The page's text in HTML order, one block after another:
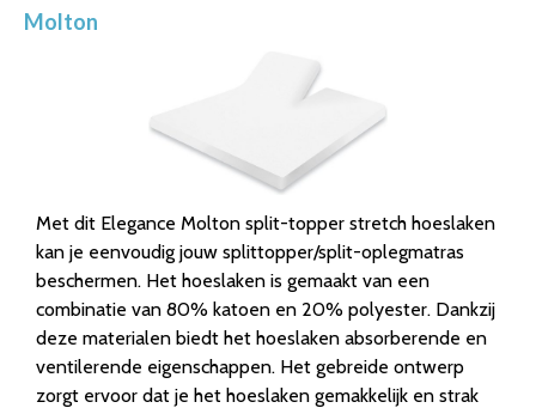
Molton
Met dit Elegance Molton split-topper stretch hoeslaken
kan je eenvoudig jouw splittopper/split-oplegmatras
beschermen. Het hoeslaken is gemaakt van een
combinatie van 80% katoen en 20% polyester. Dankzij
deze materialen biedt het hoeslaken absorberende en
ventilerende eigenschappen. Het gebreide ontwerp
zorgt ervoor dat je het hoeslaken gemakkelijk en strak